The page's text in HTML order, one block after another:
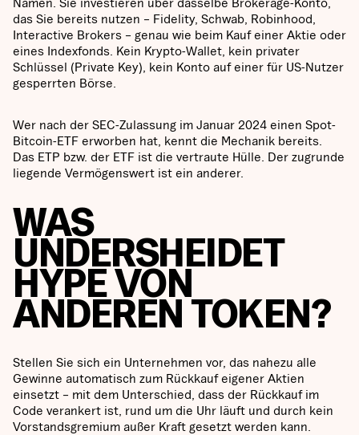
das Sie bereits nutzen – Fidelity, Schwab, Robinhood,
Interactive Brokers – genau wie beim Kauf einer Aktie oder
eines Indexfonds. Kein Krypto-Wallet, kein privater
Schlüssel (Private Key), kein Konto auf einer für US-Nutzer
gesperrten Börse.
Wer nach der SEC-Zulassung im Januar 2024 einen Spot-
Bitcoin-ETF erworben hat, kennt die Mechanik bereits.
Das ETP bzw. der ETF ist die vertraute Hülle. Der zugrunde
liegende Vermögenswert ist ein anderer.
WAS
UNDERSHEIDET
HYPE VON
ANDEREN TOKEN?
Stellen Sie sich ein Unternehmen vor, das nahezu alle
Gewinne automatisch zum Rückkauf eigener Aktien
einsetzt – mit dem Unterschied, dass der Rückkauf im
Code verankert ist, rund um die Uhr läuft und durch kein
Vorstandsgremium außer Kraft gesetzt werden kann.